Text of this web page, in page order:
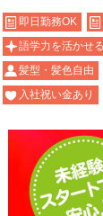
即日勤務OK
語学力を活かせ
髪型・髪色自由
入社祝い金あり